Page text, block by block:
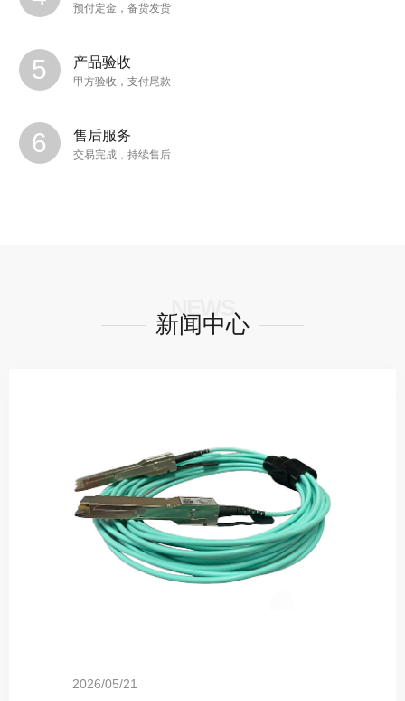
预付定金，备货发货
产品验收
甲方验收，支付尾款
售后服务
交易完成，持续售后
新闻中心
NEWS
2026/05/21
2026/05/21
2026/05/21
2026/05/21